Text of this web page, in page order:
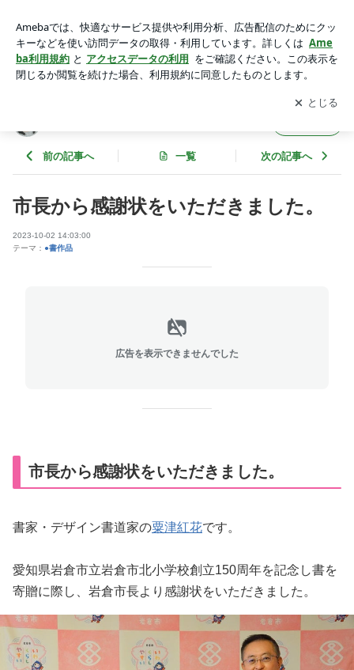
道塾主宰 粟津紅花
アプリをダウンロードして ブログの更新通知
を受け取りまし
ょう。
開く
前の記事へ 一覧 次の記事へ
市長から感謝状をいただきました。
2023-10-02 14:03:00
テーマ： ●書作品
広告を表示できませんでした
​市長から感謝状をいただきました。
書家・デザイン書道家の粟津紅花です。
愛知県岩倉市立岩倉市北小学校創立150周年を記念し書を
寄贈に際し、岩倉市長より感謝状をいただきました。